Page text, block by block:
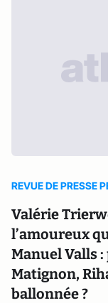
REVUE DE PRESSE
Valérie
l’amoureux
Manuel Valls
Matignon,
ballonnée ?